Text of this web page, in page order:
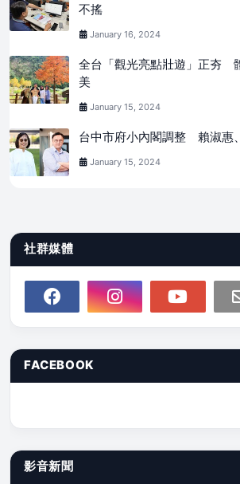
不搖
January 16, 2024
全台「觀光亮點壯遊」正夯
美
January 15, 2024
台中市府小內閣調整 賴淑惠
January 15, 2024
社群媒體
FACEBOOK
影音新聞